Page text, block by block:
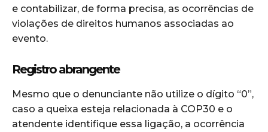
e contabilizar, de forma precisa, as ocorrências de
violações de direitos humanos associadas ao
evento.
Registro abrangente
Mesmo que o denunciante não utilize o dígito “0”,
caso a queixa esteja relacionada à COP30 e o
atendente identifique essa ligação, a ocorrência